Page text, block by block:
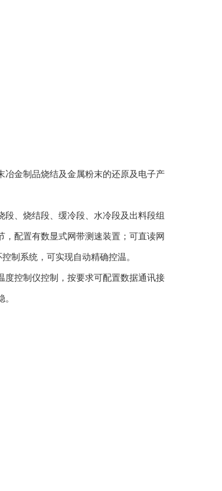
金制品烧结及金属粉末的还原及电子产
、烧结段、缓冷段、水冷段及出料段组
配置有数显式网带测速装置；可直读网
制系统，可实现自动精确控温。
控制仪控制，按要求可配置数据通讯接